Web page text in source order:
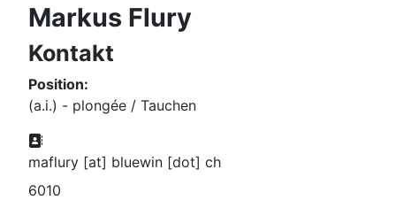
Markus Flury
Kontakt
Position:
(a.i.) - plongée / Tauchen
Adresse:
maflury [at] bluewin [dot] ch
6010